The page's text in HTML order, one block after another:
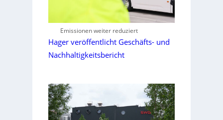
Emissionen weiter reduziert
Hager veröffentlicht Geschäfts- und
Nachhaltigkeitsbericht